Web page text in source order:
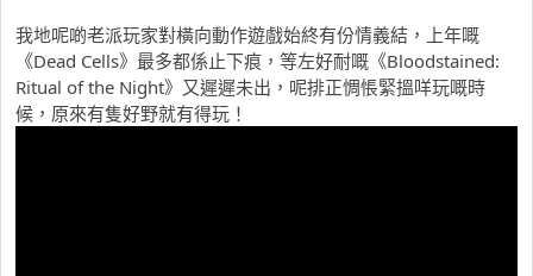
我地呢啲老派玩家對橫向動作遊戲始終有份情義結，上年嘅
《Dead Cells》最多都係止下痕，等左好耐嘅《Bloodstained:
Ritual of the Night》又遲遲未出，呢排正惆悵緊搵咩玩嘅時
候，原來有隻好野就有得玩！